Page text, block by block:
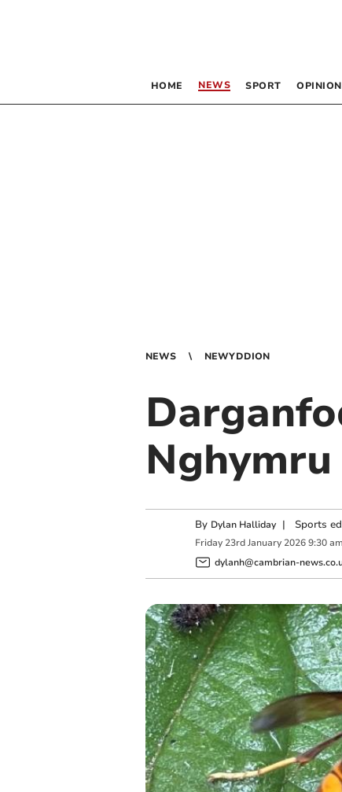
HOME NEWS SPORT OPINION
NEWS NEWYDDION
By Dylan Halliday | Sports
Friday 23rd January 2026 9:30 am
dylanh@cambrian-